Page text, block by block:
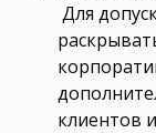
Для
клиентов